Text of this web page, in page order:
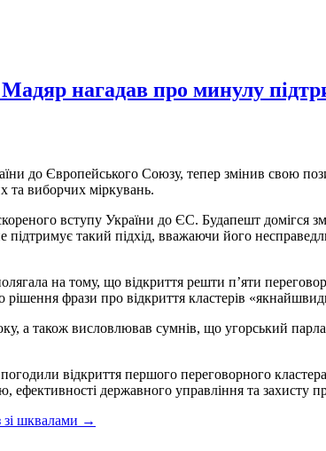
нагадав про минулу
до Європейського Союзу, тепер змінив свою
та виборчих міркувань.
вступу України до ЄС. Будапешт домігся
такий підхід, вважаючи його
на тому, що відкриття решти п’яти
фрази про відкриття кластерів
а також висловлював сумнів, що угорський
відкриття першого переговорного
ефективності державного управління та захисту
зі шквалами →